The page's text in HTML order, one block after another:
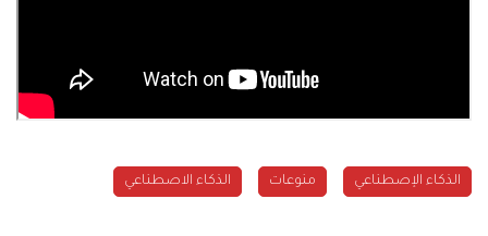
الذكاء الإصطناعي منوعات الذكاء الاصطناعي